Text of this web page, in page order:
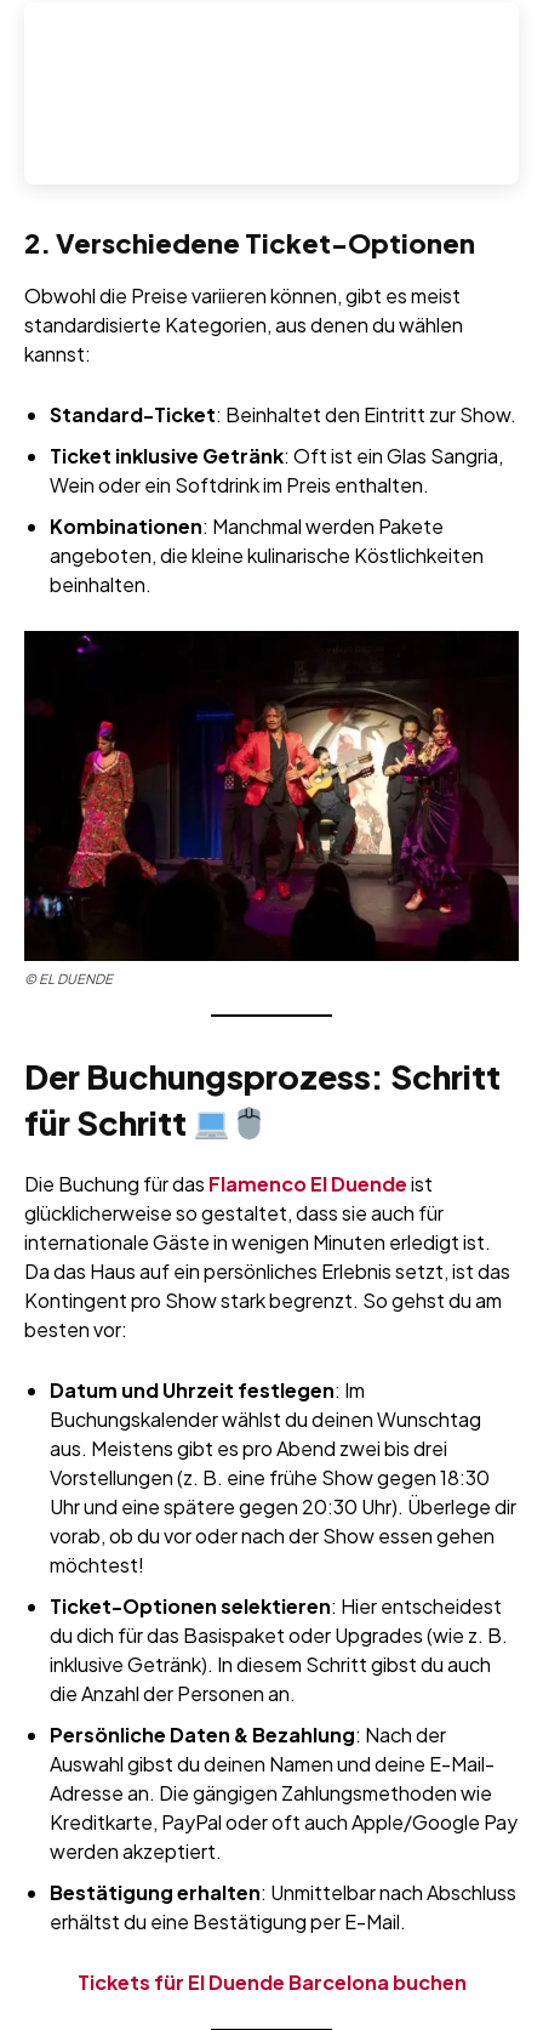
2. Verschiedene Ticket-Optionen
Obwohl die Preise variieren können, gibt es meist
standardisierte Kategorien, aus denen du wählen
kannst:
Standard-Ticket: Beinhaltet den Eintritt zur Show.
Ticket inklusive Getränk: Oft ist ein Glas Sangria,
Wein oder ein Softdrink im Preis enthalten.
Kombinationen: Manchmal werden Pakete
angeboten, die kleine kulinarische Köstlichkeiten
beinhalten.
© EL DUENDE
Der Buchungsprozess: Schritt
für Schritt
Die Buchung für das Flamenco El Duendeist
glücklicherweise so gestaltet, dass sie auch für
internationale Gäste in wenigen Minuten erledigt ist.
Da das Haus auf ein persönliches Erlebnis setzt, ist das
Kontingent pro Show stark begrenzt. So gehst du am
besten vor:
Datum und Uhrzeit festlegen: Im
Buchungskalender wählst du deinen Wunschtag
aus. Meistens gibt es pro Abend zwei bis drei
Vorstellungen (z. B. eine frühe Show gegen 18:30
Uhr und eine spätere gegen 20:30 Uhr). Überlege dir
vorab, ob du vor oder nach der Show essen gehen
möchtest!
Ticket-Optionen selektieren: Hier entscheidest
du dich für das Basispaket oder Upgrades (wie z. B.
inklusive Getränk). In diesem Schritt gibst du auch
die Anzahl der Personen an.
Persönliche Daten & Bezahlung: Nach der
Auswahl gibst du deinen Namen und deine E-Mail-
Adresse an. Die gängigen Zahlungsmethoden wie
Kreditkarte, PayPal oder oft auch Apple/Google Pay
werden akzeptiert.
Bestätigung erhalten: Unmittelbar nach Abschluss
erhältst du eine Bestätigung per E-Mail.
Tickets für El Duende Barcelona buchen